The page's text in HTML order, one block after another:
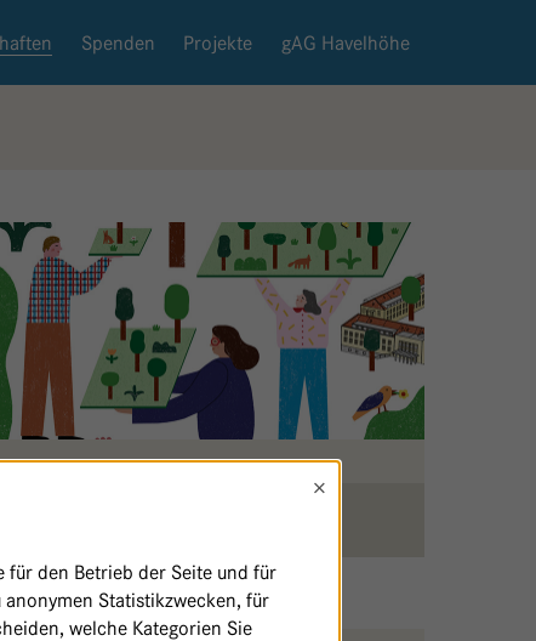
Spenden Projekte gAG Havelhöhe
×
für den Betrieb der Seite und für
Statistikzwecken, für
welche Kategorien Sie